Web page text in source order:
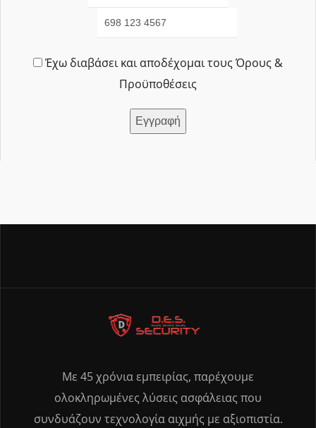
Έχω διαβάσει και αποδέχομαι τους Όρους &
Προϋποθέσεις
Με 45 χρόνια εμπειρίας, παρέχουμε
ολοκληρωμένες λύσεις ασφάλειας που
συνδυάζουν τεχνολογία αιχμής με αξιοπιστία.